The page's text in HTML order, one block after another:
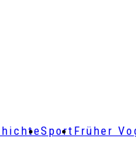
Sport Früher